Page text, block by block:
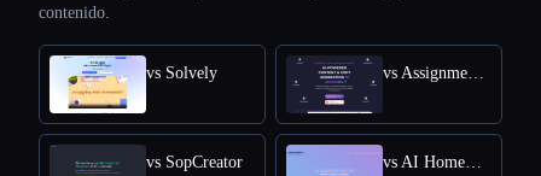
contenido.
vs Solvely vs AssignmentGPT AI
vs SopCreator vs AI Homework Helper - Apex Vision AI